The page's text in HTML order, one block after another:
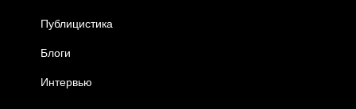
Публицистика
Блоги
Интервью